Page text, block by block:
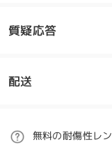
嬉しいですね！
by Stephanie
質疑応答
フレームについてご
配送
ご注文
無料の耐傷性レ